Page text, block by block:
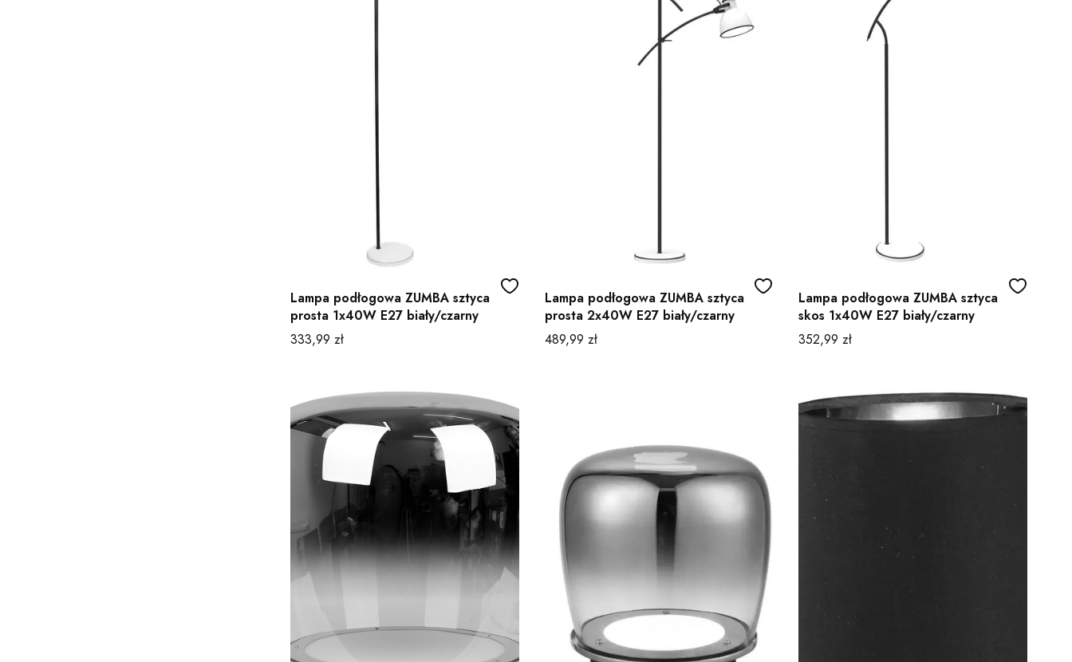
Lampa podłogowa ZUMBA sztyca
prosta 1x40W E27 biały/czarny
Cena
333,99 zł
Lampa podłogowa ZUMBA sztyca
prosta 2x40W E27 biały/czarny
Cena
489,99 zł
Lampa podłogowa ZUMBA sztyca
skos 1x40W E27 biały/czarny
Cena
352,99 zł